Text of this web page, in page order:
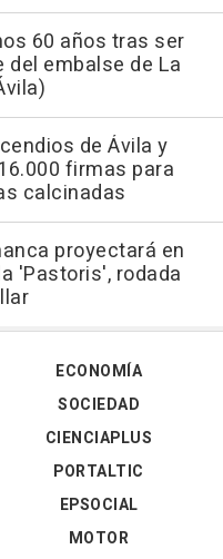
60 años tras ser
embalse de La
de Ávila y
firmas para
calcinadas
proyectará en
'Pastoris', rodada
ECONOMÍA
SOCIEDAD
CIENCIAPLUS
PORTALTIC
EPSOCIAL
MOTOR